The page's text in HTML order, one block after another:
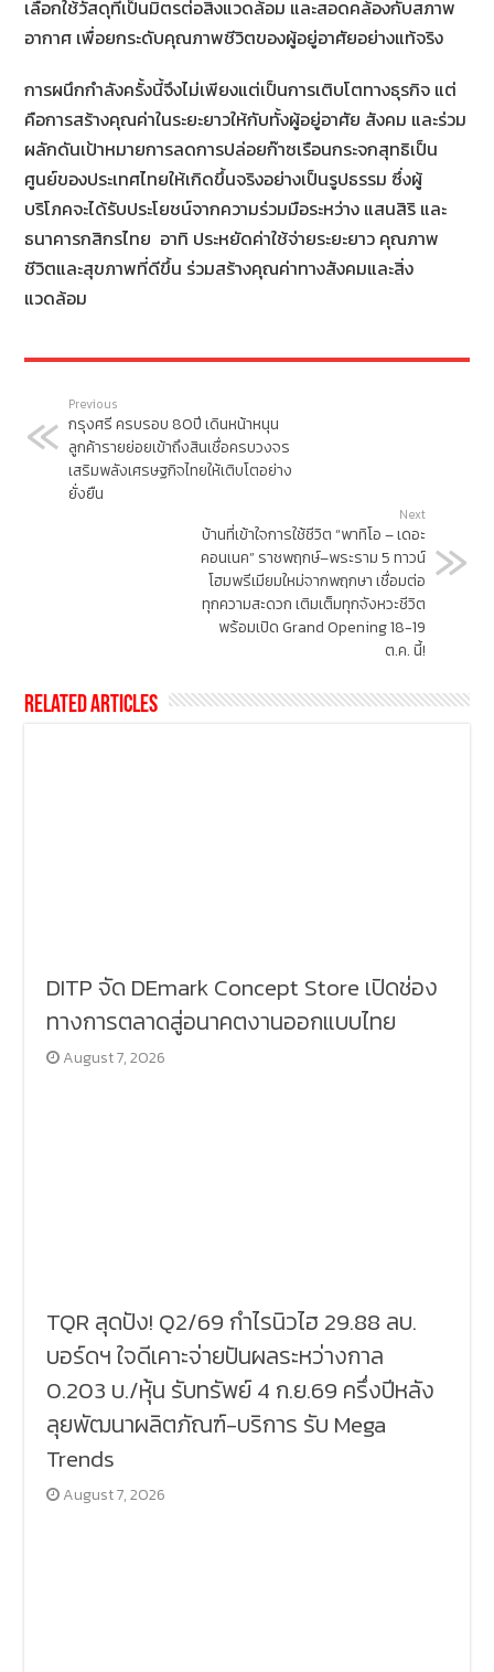
เลือกใช้วัสดุที่เป็นมิตรต่อสิ่งแวดล้อม และสอดคล้องกับสภาพ
อากาศ เพื่อยกระดับคุณภาพชีวิตของผู้อยู่อาศัยอย่างแท้จริง
การผนึกกำลังครั้งนี้จึงไม่เพียงแต่เป็นการเติบโตทางธุรกิจ แต่
คือการสร้างคุณค่าในระยะยาวให้กับทั้งผู้อยู่อาศัย สังคม และร่วม
ผลักดันเป้าหมายการลดการปล่อยก๊าซเรือนกระจกสุทธิเป็น
ศูนย์ของประเทศไทยให้เกิดขึ้นจริงอย่างเป็นรูปธรรม ซึ่งผู้
บริโภคจะได้รับประโยชน์จากความร่วมมือระหว่าง แสนสิริ และ
ธนาคารกสิกรไทย อาทิ ประหยัดค่าใช้จ่ายระยะยาว คุณภาพ
ชีวิตและสุขภาพที่ดีขึ้น ร่วมสร้างคุณค่าทางสังคมและสิ่ง
แวดล้อม
Previous
กรุงศรี ครบรอบ 80ปี เดินหน้าหนุน
ลูกค้ารายย่อยเข้าถึงสินเชื่อครบวงจร
เสริมพลังเศรษฐกิจไทยให้เติบโตอย่าง
ยั่งยืน
Next
บ้านที่เข้าใจการใช้ชีวิต “พาทิโอ – เดอะ
คอนเนค” ราชพฤกษ์–พระราม 5 ทาวน์
โฮมพรีเมียมใหม่จากพฤกษา เชื่อมต่อ
ทุกความสะดวก เติมเต็มทุกจังหวะชีวิต
พร้อมเปิด Grand Opening 18-19
ต.ค. นี้!
Related Articles
DITP จัด DEmark Concept Store เปิดช่อง
ทางการตลาดสู่อนาคตงานออกแบบไทย
August 7, 2026
TQR สุดปัง! Q2/69 กำไรนิวไฮ 29.88 ลบ.
บอร์ดฯ ใจดีเคาะจ่ายปันผลระหว่างกาล
0.203 บ./หุ้น รับทรัพย์ 4 ก.ย.69 ครึ่งปีหลัง
ลุยพัฒนาผลิตภัณฑ์-บริการ รับ Mega
Trends
August 7, 2026